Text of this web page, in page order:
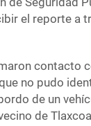
el reporte a
contacto
no pudo
de un
de